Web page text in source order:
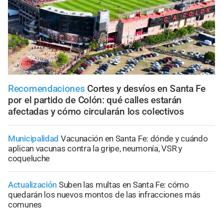
Recomendaciones Cortes y desvíos en Santa Fe
por el partido de Colón: qué calles estarán
afectadas y cómo circularán los colectivos
Municipalidad Vacunación en Santa Fe: dónde y cuándo
aplican vacunas contra la gripe, neumonía, VSR y
coqueluche
Actualización Suben las multas en Santa Fe: cómo
quedarán los nuevos montos de las infracciones más
comunes